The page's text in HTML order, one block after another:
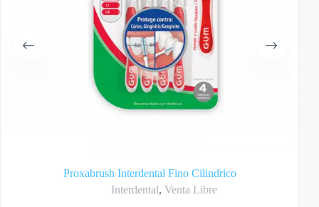
Proxabrush Interdental Fino Cilindrico
Interdental,Venta Libre